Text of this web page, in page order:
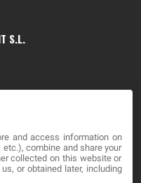
S.L.
and access information on
combine and share your
collected on this website or
or obtained later, including